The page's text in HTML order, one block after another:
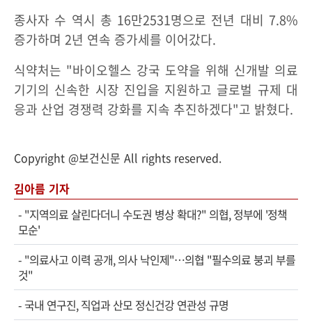
종사자 수 역시 총 16만2531명으로 전년 대비 7.8%
증가하며 2년 연속 증가세를 이어갔다.
식약처는 "바이오헬스 강국 도약을 위해 신개발 의료
기기의 신속한 시장 진입을 지원하고 글로벌 규제 대
응과 산업 경쟁력 강화를 지속 추진하겠다"고 밝혔다.
Copyright @보건신문 All rights reserved.
김아름 기자
- "지역의료 살린다더니 수도권 병상 확대?" 의협, 정부에 '정책
모순'
- "의료사고 이력 공개, 의사 낙인제"…의협 "필수의료 붕괴 부를
것"
-국내 연구진, 직업과 산모 정신건강 연관성 규명